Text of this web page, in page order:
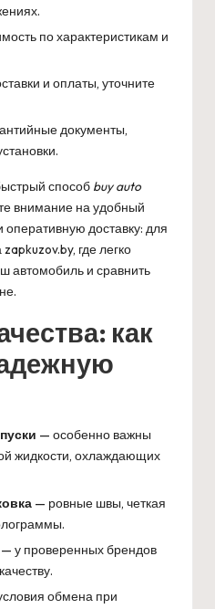
по характеристикам и
и оплаты, уточните
документы,
способ buy auto
внимание на удобный
оперативную доставку: для
zapkuzov.by, где легко
автомобиль и сравнить
как
— особенно важны
жидкости, охлаждающих
— ровные швы, четкая
— у проверенных брендов
обмена при